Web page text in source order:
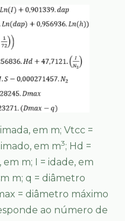
em m; Vtcc =
em m3; Hd =
m; I = idade, em
m; q = diâmetro
= diâmetro máximo
ao número de